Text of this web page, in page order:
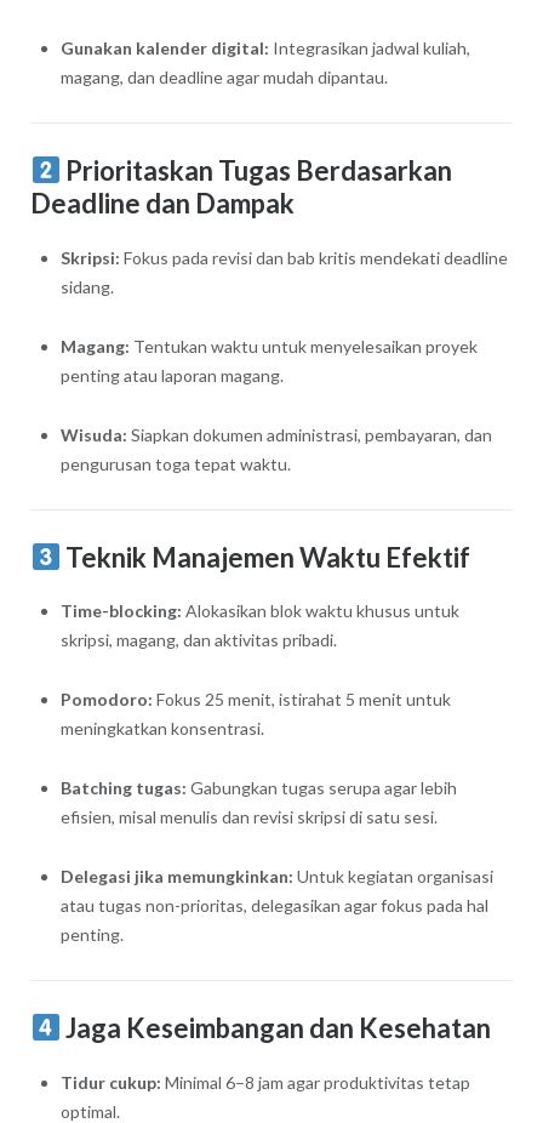
Gunakan kalender digital: Integrasikan jadwal kuliah,
magang, dan deadline agar mudah dipantau.
Prioritaskan Tugas Berdasarkan
Deadline dan Dampak
Skripsi: Fokus pada revisi dan bab kritis mendekati deadline
sidang.
Magang: Tentukan waktu untuk menyelesaikan proyek
penting atau laporan magang.
Wisuda: Siapkan dokumen administrasi, pembayaran, dan
pengurusan toga tepat waktu.
Teknik Manajemen Waktu Efektif
Time-blocking: Alokasikan blok waktu khusus untuk
skripsi, magang, dan aktivitas pribadi.
Pomodoro: Fokus 25 menit, istirahat 5 menit untuk
meningkatkan konsentrasi.
Batching tugas: Gabungkan tugas serupa agar lebih
efisien, misal menulis dan revisi skripsi di satu sesi.
Delegasi jika memungkinkan: Untuk kegiatan organisasi
atau tugas non-prioritas, delegasikan agar fokus pada hal
penting.
Jaga Keseimbangan dan Kesehatan
Tidur cukup: Minimal 6–8 jam agar produktivitas tetap
optimal.